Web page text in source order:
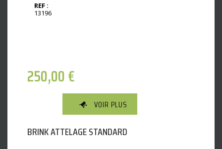
REF :
13196
250,00€
VOIR PLUS
BRINK ATTELAGE STANDARD